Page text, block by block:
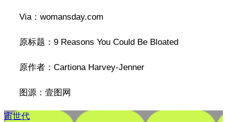
Via：womansday.com
原标题：9 Reasons You Could Be Bloated
原作者：Cartiona Harvey-Jenner
图源：壹图网
宙世代